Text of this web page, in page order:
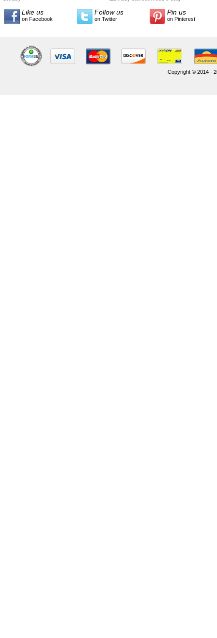
Like us
on Facebook
Follow us
on Twitter
Pin us
on Pinterest
Copyright © 2014 -